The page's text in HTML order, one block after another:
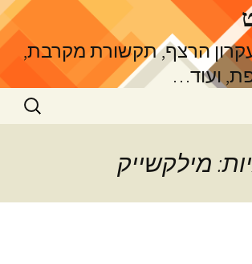
עקרון הרצף, תקשורת מקרבת,
ועוד…
חיפוש:
מילקשייק